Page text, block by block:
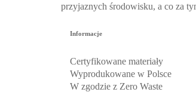
przyjaznych środowisku, a co za
Informacje
Certyfikowane materiały
Wyprodukowane w Polsce
W zgodzie z Zero Waste